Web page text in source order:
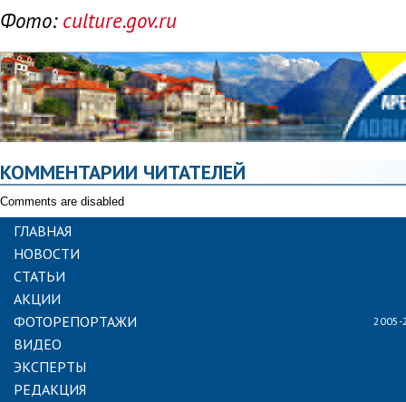
Фото: culture.gov.ru
КОММЕНТАРИИ ЧИТАТЕЛЕЙ
Comments are disabled
ГЛАВНАЯ
НОВОСТИ
СТАТЬИ
АКЦИИ
ФОТОРЕПОРТАЖИ
ВИДЕО
ЭКСПЕРТЫ
РЕДАКЦИЯ
2005-